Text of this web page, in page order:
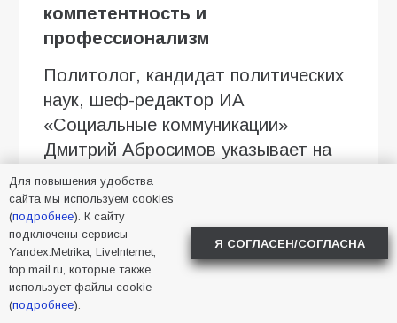
компетентность и
профессионализм
Политолог, кандидат политических
наук, шеф-редактор ИА
«Социальные коммуникации»
Дмитрий Абросимов указывает на
устойчивый общественный запрос
на обновление кадров и повышение
уровня компетентности лиц,
принимающих решения.
«Этот тренд учли некоторые
партии: «Единая Россия» в
Для повышения удобства
сайта мы используем cookies
(подробнее). К сайту
подключены сервисы
Yandex.Metrika, LiveInternet,
top.mail.ru, которые также
использует файлы cookie
(подробнее).
Я СОГЛАСЕН/СОГЛАСНА